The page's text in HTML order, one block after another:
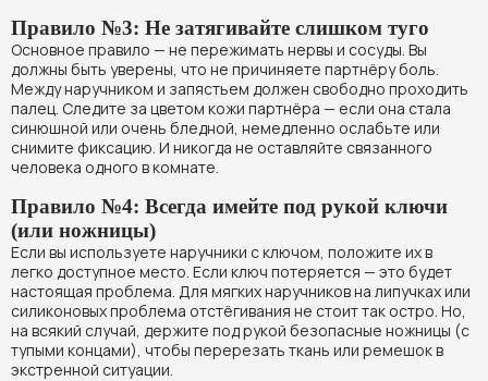
Правило №3: Не затягивайте слишком туго
Основное правило — не пережимать нервы и сосуды. Вы
должны быть уверены, что не причиняете партнёру боль.
Между наручником и запястьем должен свободно проходить
палец. Следите за цветом кожи партнёра — если она стала
синюшной или очень бледной, немедленно ослабьте или
снимите фиксацию. И никогда не оставляйте связанного
человека одного в комнате.
Правило №4: Всегда имейте под рукой ключи
(или ножницы)
Если вы используете наручники с ключом, положите их в
легко доступное место. Если ключ потеряется — это будет
настоящая проблема. Для мягких наручников на липучках или
силиконовых проблема отстёгивания не стоит так остро. Но,
на всякий случай, держите под рукой безопасные ножницы (с
тупыми концами), чтобы перерезать ткань или ремешок в
экстренной ситуации.